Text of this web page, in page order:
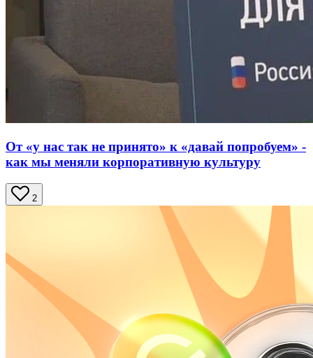
От «у нас так не принято» к «давай попробуем» -
как мы меняли корпоративную культуру
2